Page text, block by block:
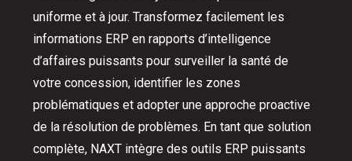
uniforme et à jour. Transformez facilement les
informations ERP en rapports d’intelligence
d’affaires puissants pour surveiller la santé de
votre concession, identifier les zones
problématiques et adopter une approche proactive
de la résolution de problèmes. En tant que solution
complète, NAXT intègre des outils ERP puissants